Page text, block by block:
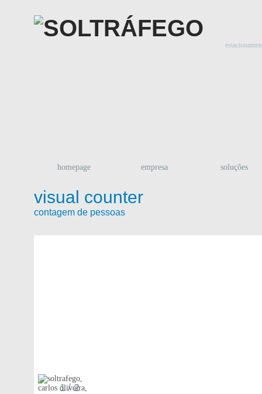
homepage empresa soluções
visual counter
contagem de pessoas
1 / 2